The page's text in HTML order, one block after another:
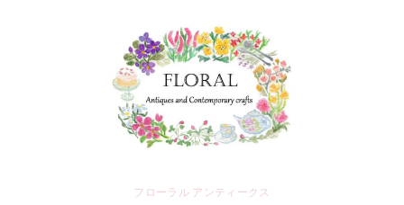
フローラル アンティークス